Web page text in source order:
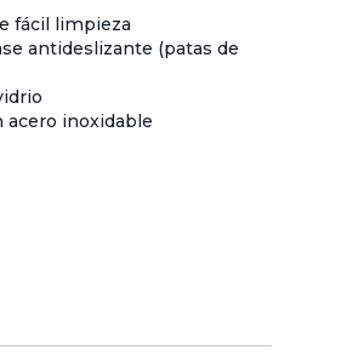
fácil limpieza
antideslizante (patas de
acero inoxidable